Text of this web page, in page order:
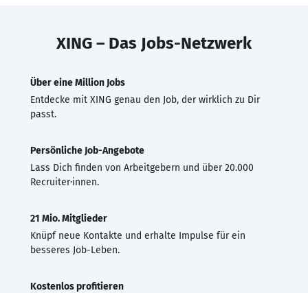
XING – Das Jobs-Netzwerk
Über eine Million Jobs
Entdecke mit XING genau den Job, der wirklich zu Dir
passt.
Persönliche Job-Angebote
Lass Dich finden von Arbeitgebern und über 20.000
Recruiter·innen.
21 Mio. Mitglieder
Knüpf neue Kontakte und erhalte Impulse für ein
besseres Job-Leben.
Kostenlos profitieren